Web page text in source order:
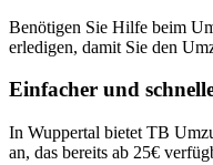
Benötigen Sie Hilfe beim
erledigen, damit Sie den
Einfacher und
In Wuppertal bietet TB
an, das bereits ab 25€